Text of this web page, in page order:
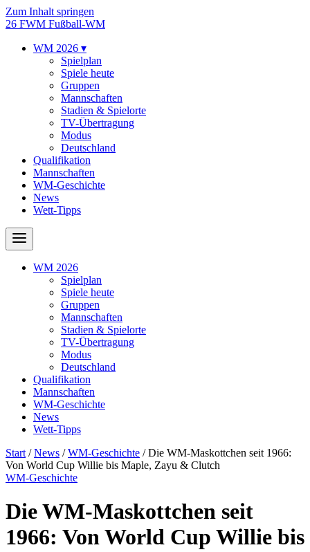
Zum Inhalt springen
26 FWM Fußball-WM
WM 2026 ▾
Spielplan
Spiele heute
Gruppen
Mannschaften
Stadien & Spielorte
TV-Übertragung
Modus
Deutschland
Qualifikation
Mannschaften
WM-Geschichte
News
Wett-Tipps
WM 2026
Spielplan
Spiele heute
Gruppen
Mannschaften
Stadien & Spielorte
TV-Übertragung
Modus
Deutschland
Qualifikation
Mannschaften
WM-Geschichte
News
Wett-Tipps
Start /News /WM-Geschichte /Die WM-Maskottchen seit 1966:
Von World Cup Willie bis Maple, Zayu & Clutch
WM-Geschichte
Die WM-Maskottchen seit
1966: Von World Cup Willie bis